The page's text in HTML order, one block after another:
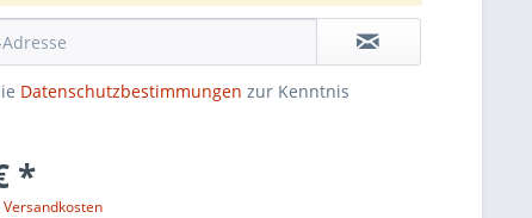
Datenschutzbestimmungen zur Kenntnis
*
Versandkosten